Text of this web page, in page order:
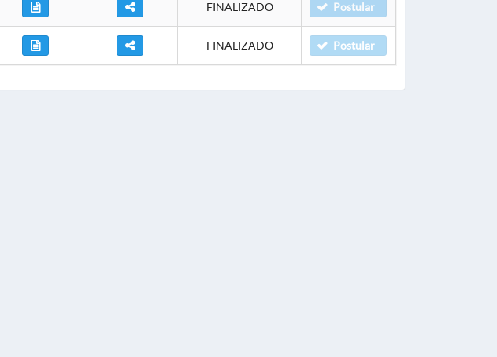
FINALIZADO Postular
FINALIZADO Postular